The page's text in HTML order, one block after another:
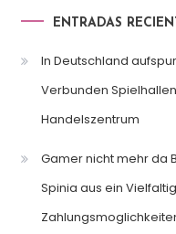
ENTRADAS
In Deutschland
Verbunden
Handelszentrum
Gamer nicht mehr da
Spinia aus ein